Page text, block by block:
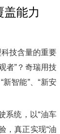
盖能力
技含量的重要
者”？奇瑞用技
智能”、“新安
统，以“油车
，真正实现“油